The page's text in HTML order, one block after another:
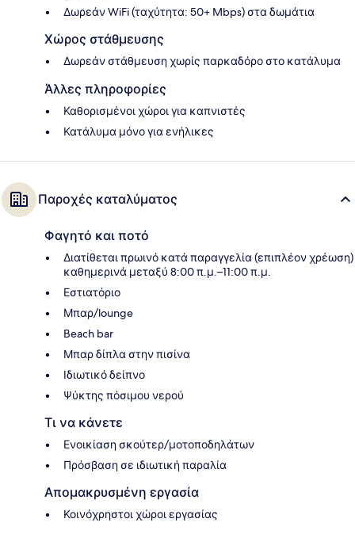
Δωρεάν WiFi (ταχύτητα: 50+ Mbps) στα δωμάτια
Χώρος στάθμευσης
Δωρεάν στάθμευση χωρίς παρκαδόρο στο κατάλυμα
Άλλες πληροφορίες
Καθορισμένοι χώροι για καπνιστές
Κατάλυμα μόνο για ενήλικες
Παροχές καταλύματος
Φαγητό και ποτό
Διατίθεται πρωινό κατά παραγγελία (επιπλέον χρέωση)
καθημερινά μεταξύ 8:00 π.μ.–11:00 π.μ.
Εστιατόριο
Μπαρ/lounge
Beach bar
Μπαρ δίπλα στην πισίνα
Ιδιωτικό δείπνο
Ψύκτης πόσιμου νερού
Τι να κάνετε
Ενοικίαση σκούτερ/μοτοποδηλάτων
Πρόσβαση σε ιδιωτική παραλία
Απομακρυσμένη εργασία
Κοινόχρηστοι χώροι εργασίας